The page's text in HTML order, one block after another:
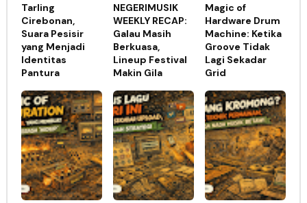
Tarling
Cirebonan,
Suara Pesisir
yang Menjadi
Identitas
Pantura
NEGERIMUSIK
WEEKLY RECAP:
Galau Masih
Berkuasa,
Lineup Festival
Makin Gila
Magic of
Hardware Drum
Machine: Ketika
Groove Tidak
Lagi Sekadar
Grid